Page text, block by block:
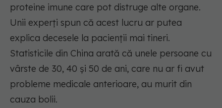
proteine imune care pot distruge alte organe.
Unii experți spun că acest lucru ar putea
explica decesele la pacienții mai tineri.
Statisticile din China arată că unele persoane cu
vârste de 30, 40 și 50 de ani, care nu ar fi avut
probleme medicale anterioare, au murit din
cauza bolii.